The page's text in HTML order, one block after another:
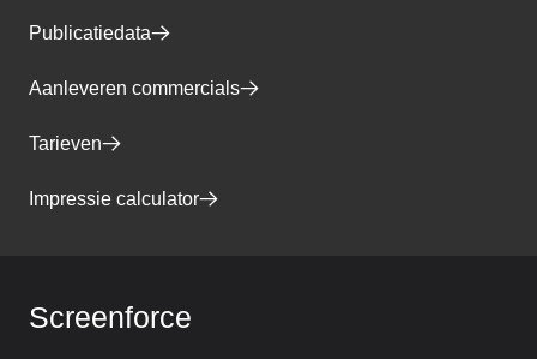
Publicatiedata
Aanleveren commercials
Tarieven
Impressie calculator
Screenforce